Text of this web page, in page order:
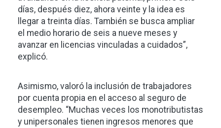
días, después diez, ahora veinte y la idea es
llegar a treinta días. También se busca ampliar
el medio horario de seis a nueve meses y
avanzar en licencias vinculadas a cuidados”,
explicó.
Asimismo, valoró la inclusión de trabajadores
por cuenta propia en el acceso al seguro de
desempleo. “Muchas veces los monotributistas
y unipersonales tienen ingresos menores que